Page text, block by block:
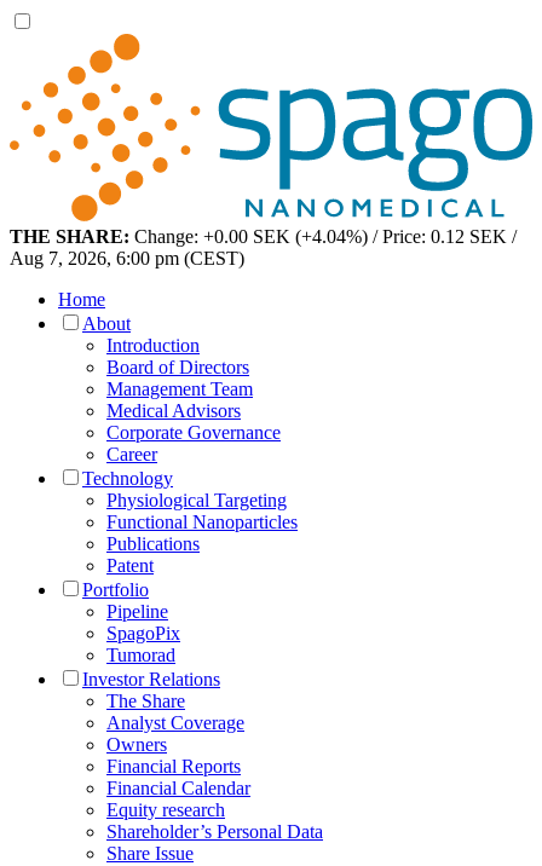
THE SHARE: Change: +0.00 SEK (+4.04%) / Price: 0.12 SEK /
Aug 7, 2026, 6:00 pm (CEST)
Home
About
Introduction
Board of Directors
Management Team
Medical Advisors
Corporate Governance
Career
Technology
Physiological Targeting
Functional Nanoparticles
Publications
Patent
Portfolio
Pipeline
SpagoPix
Tumorad
Investor Relations
The Share
Analyst Coverage
Owners
Financial Reports
Financial Calendar
Equity research
Shareholder’s Personal Data
Share Issue